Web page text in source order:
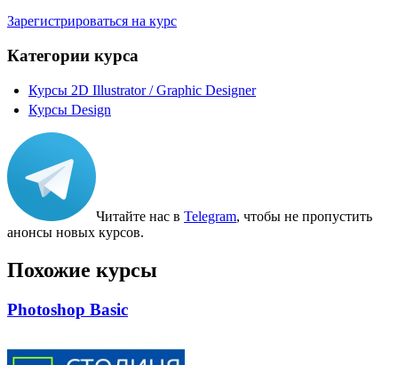
Зарегистрироваться на курс
Категории курса
Курсы 2D Illustrator / Graphic Designer
Курсы Design
Читайте нас в Telegram, чтобы не пропустить
анонсы новых курсов.
Похожие курсы
Photoshop Basic